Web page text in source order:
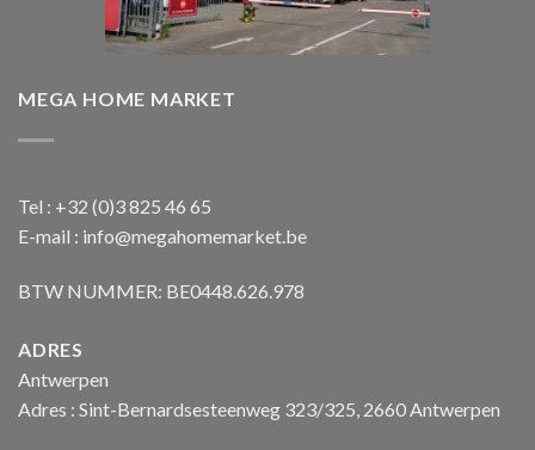
MEGA HOME MARKET
Tel : +32 (0)3 825 46 65
E-mail : info@megahomemarket.be
BTW NUMMER: BE0448.626.978
ADRES
Antwerpen
Adres : Sint-Bernardsesteenweg 323/325, 2660 Antwerpen